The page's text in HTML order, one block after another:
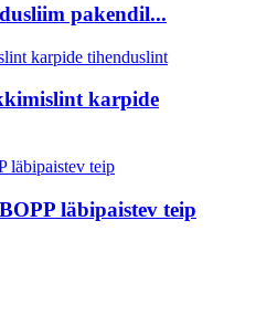
pakendil...
karpide
läbipaistev teip